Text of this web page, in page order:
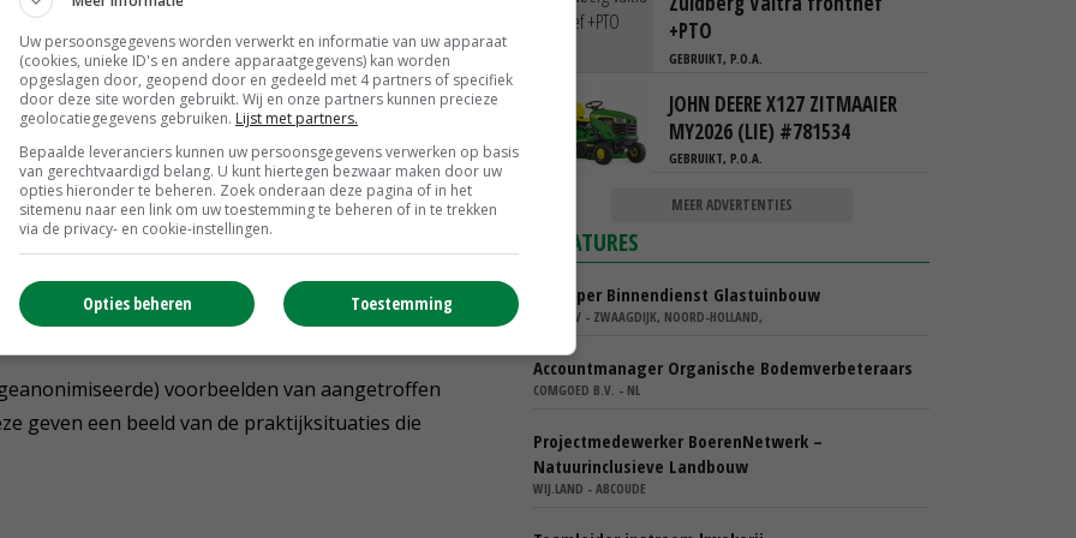
werden afgelopen weekeinde 750 bedrijven
ontstane inzicht in onregelmatigheden in de I&R
van het belang om fouten bij I&R-registraties te
ruimtegebrek kampen wil de minister onder strikte
afvoeren van dieren. Deze bedrijven kunnen
voorbeelden van aangetroffen
geven een beeld van de praktijksituaties die
+PTO
GEBRUIKT, P.O.A.
JOHN DEERE X127 ZITMAAIER
MY2026 (LIE) #781534
GEBRUIKT, P.O.A.
MEER ADVERTENTIES
VACATURES
Verkoper Binnendienst Glastuinbouw
KARO BV - ZWAAGDIJK, NOORD-HOLLAND,
Accountmanager Organische Bodemverbeteraars
COMGOED B.V. - NL
Projectmedewerker BoerenNetwerk –
Natuurinclusieve Landbouw
WIJ.LAND - ABCOUDE
Uw persoonsgegevens worden verwerkt en informatie van uw apparaat
(cookies, unieke ID's en andere apparaatgegevens) kan worden
opgeslagen door, geopend door en gedeeld met 4 partners of specifiek
door deze site worden gebruikt. Wij en onze partners kunnen precieze
geolocatiegegevens gebruiken. Lijst met partners.
Bepaalde leveranciers kunnen uw persoonsgegevens verwerken op basis
van gerechtvaardigd belang. U kunt hiertegen bezwaar maken door uw
opties hieronder te beheren. Zoek onderaan deze pagina of in het
sitemenu naar een link om uw toestemming te beheren of in te trekken
via de privacy- en cookie-instellingen.
Toestemming
Opties beheren